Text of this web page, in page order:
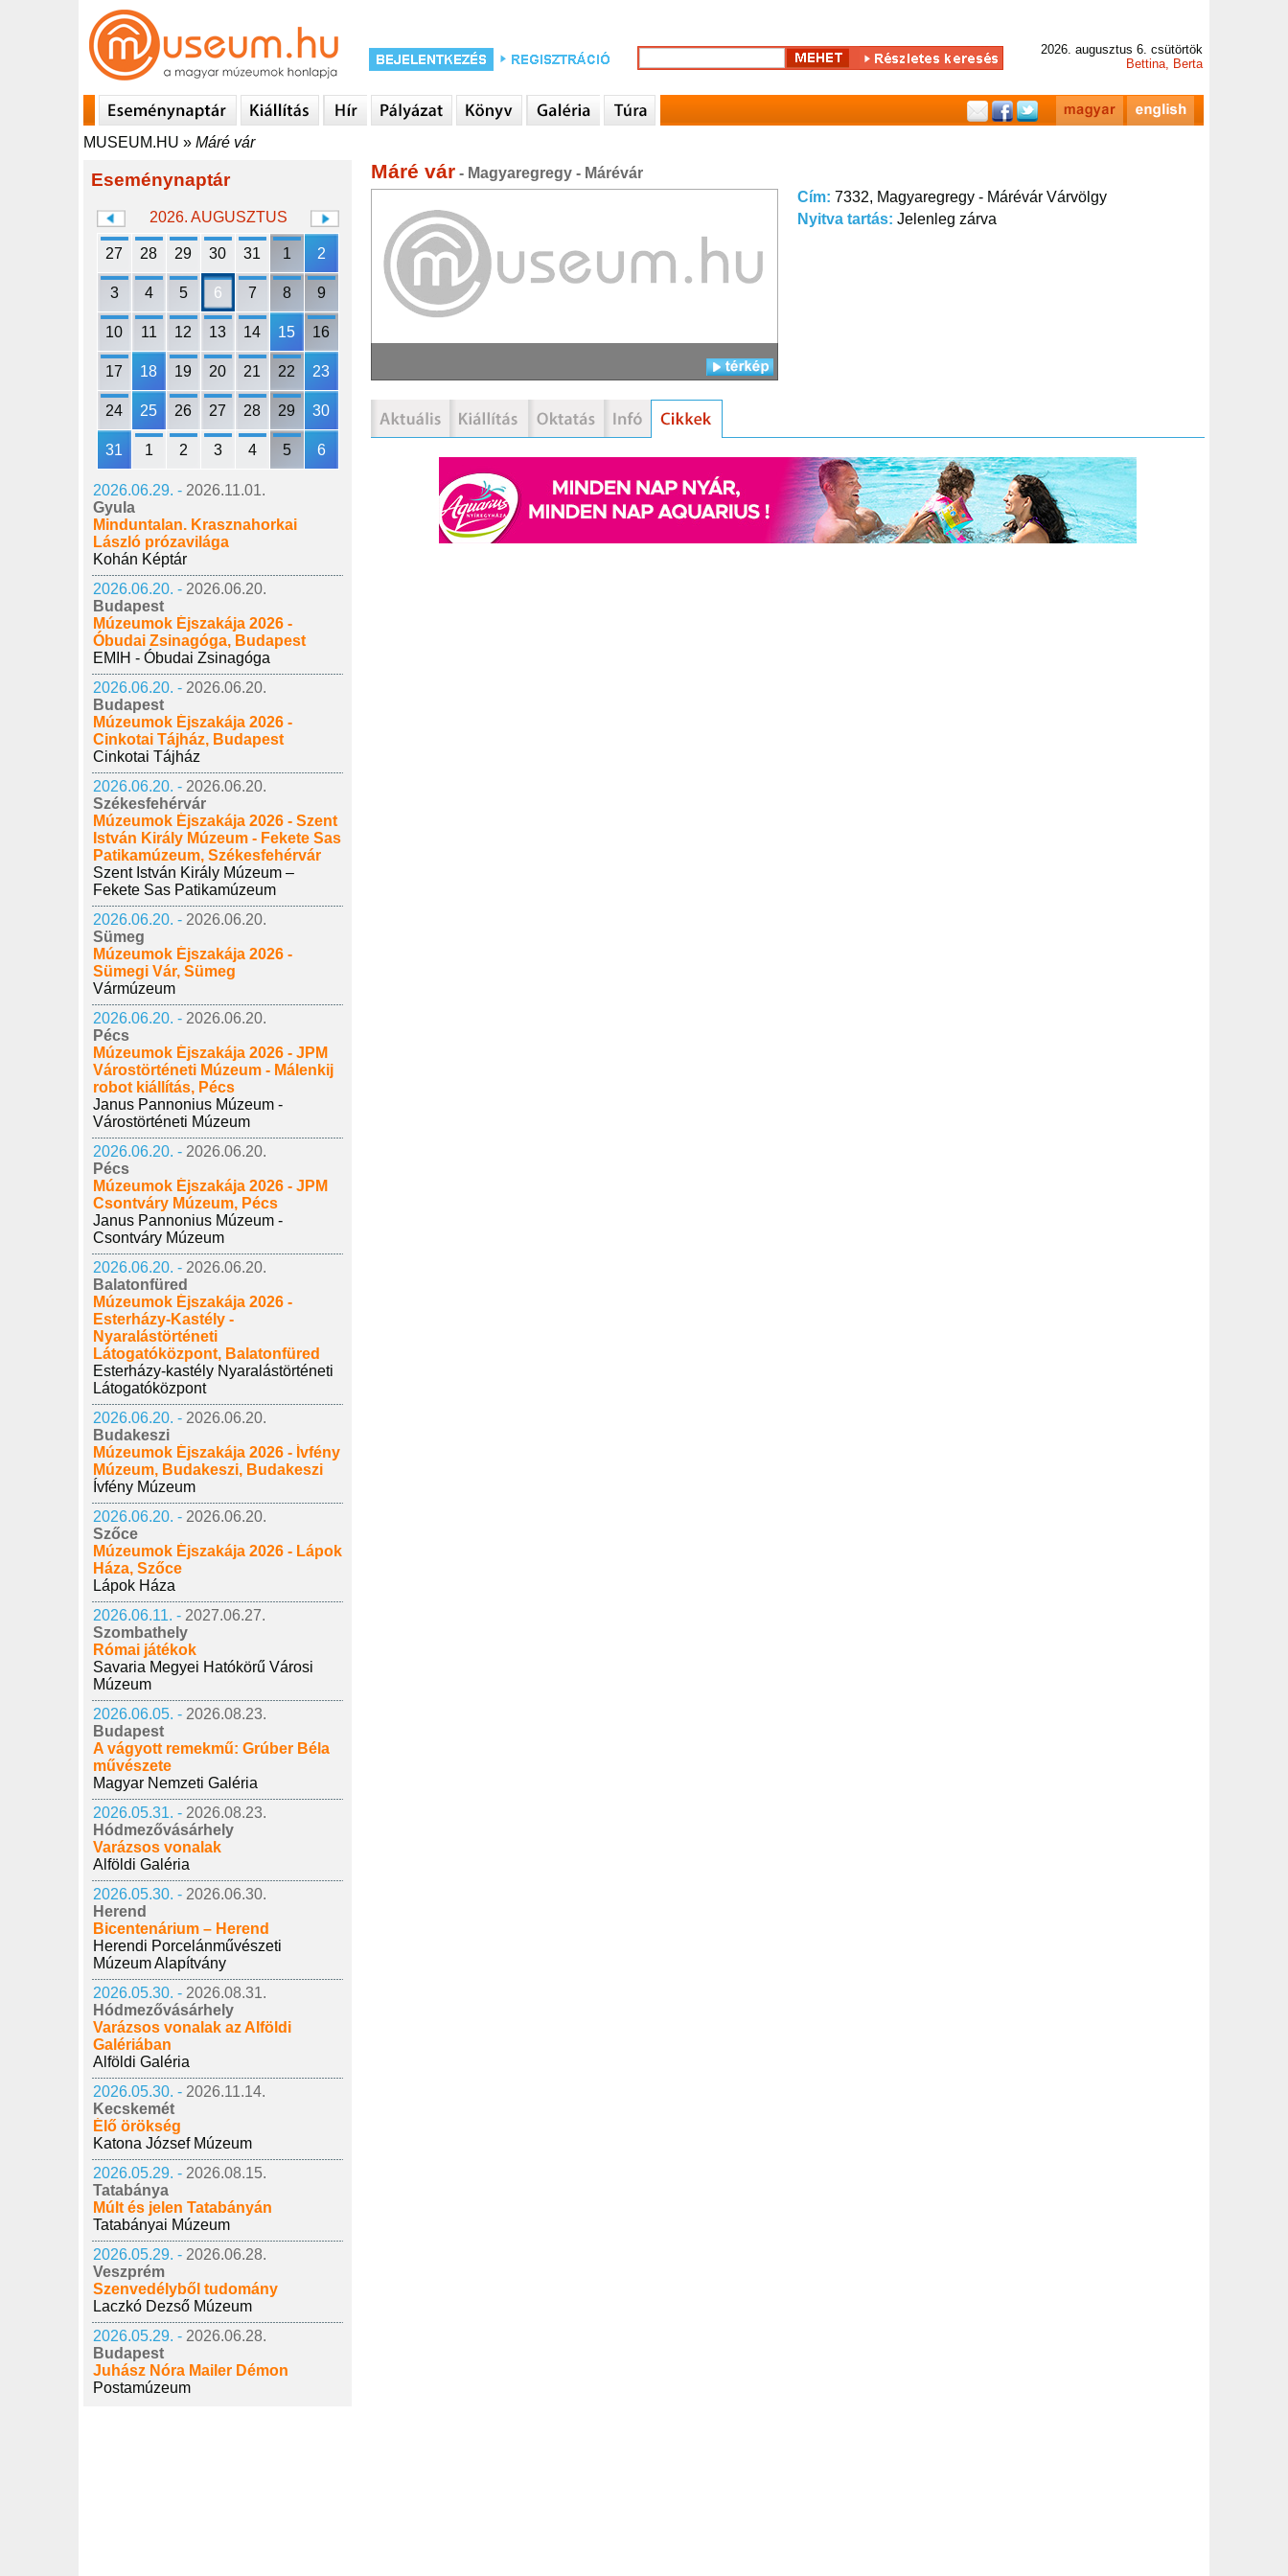
2026. augusztus 6. csütörtök
Bettina, Berta
MUSEUM.HU » Máré vár
Eseménynaptár
2026. AUGUSZTUS
27 28 29 30 31 1 2
3 4 5 6 7 8 9
10 11 12 13 14 15 16
17 18 19 20 21 22 23
24 25 26 27 28 29 30
31 1 2 3 4 5 6
2026.06.29. - 2026.11.01.
Gyula
Minduntalan. Krasznahorkai
László prózavilága
Kohán Képtár
2026.06.20. - 2026.06.20.
Budapest
Múzeumok Éjszakája 2026 -
Óbudai Zsinagóga, Budapest
EMIH - Óbudai Zsinagóga
2026.06.20. - 2026.06.20.
Budapest
Múzeumok Éjszakája 2026 -
Cinkotai Tájház, Budapest
Cinkotai Tájház
2026.06.20. - 2026.06.20.
Székesfehérvár
Múzeumok Éjszakája 2026 - Szent
István Király Múzeum - Fekete Sas
Patikamúzeum, Székesfehérvár
Szent István Király Múzeum –
Fekete Sas Patikamúzeum
2026.06.20. - 2026.06.20.
Sümeg
Múzeumok Éjszakája 2026 -
Sümegi Vár, Sümeg
Vármúzeum
2026.06.20. - 2026.06.20.
Pécs
Múzeumok Éjszakája 2026 - JPM
Várostörténeti Múzeum - Málenkij
robot kiállítás, Pécs
Janus Pannonius Múzeum -
Várostörténeti Múzeum
2026.06.20. - 2026.06.20.
Pécs
Múzeumok Éjszakája 2026 - JPM
Csontváry Múzeum, Pécs
Janus Pannonius Múzeum -
Csontváry Múzeum
2026.06.20. - 2026.06.20.
Balatonfüred
Múzeumok Éjszakája 2026 -
Esterházy-Kastély -
Nyaralástörténeti
Látogatóközpont, Balatonfüred
Esterházy-kastély Nyaralástörténeti
Látogatóközpont
2026.06.20. - 2026.06.20.
Budakeszi
Múzeumok Éjszakája 2026 - Ívfény
Múzeum, Budakeszi, Budakeszi
Ívfény Múzeum
2026.06.20. - 2026.06.20.
Szőce
Múzeumok Éjszakája 2026 - Lápok
Háza, Szőce
Lápok Háza
2026.06.11. - 2027.06.27.
Szombathely
Római játékok
Savaria Megyei Hatókörű Városi
Múzeum
2026.06.05. - 2026.08.23.
Budapest
A vágyott remekmű: Grúber Béla
művészete
Magyar Nemzeti Galéria
2026.05.31. - 2026.08.23.
Hódmezővásárhely
Varázsos vonalak
Alföldi Galéria
2026.05.30. - 2026.06.30.
Herend
Bicentenárium – Herend
Herendi Porcelánművészeti
Múzeum Alapítvány
2026.05.30. - 2026.08.31.
Hódmezővásárhely
Varázsos vonalak az Alföldi
Galériában
Alföldi Galéria
2026.05.30. - 2026.11.14.
Kecskemét
Élő örökség
Katona József Múzeum
2026.05.29. - 2026.08.15.
Tatabánya
Múlt és jelen Tatabányán
Tatabányai Múzeum
2026.05.29. - 2026.06.28.
Veszprém
Szenvedélyből tudomány
Laczkó Dezső Múzeum
2026.05.29. - 2026.06.28.
Budapest
Juhász Nóra Mailer Démon
Postamúzeum
Máré vár - Magyaregregy - Márévár
Cím: 7332, Magyaregregy - Márévár Várvölgy
Nyitva tartás: Jelenleg zárva